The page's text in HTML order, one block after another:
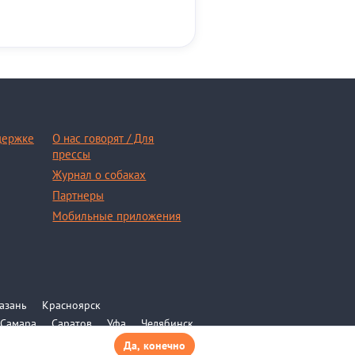
О нас говорят / Для
прессы
Журнал о собаках
Партнеры
Мобильные приложения
Красноярск
Самара Саратов Уфа
Челябинск
Да, конечно